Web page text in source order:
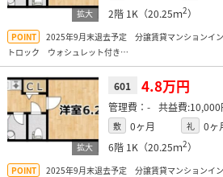
2階 1K（20.25ｍ2）
2025年9月末退去予定 分譲賃貸マンションイ
トロック ウォシュレット付き
オートロック・エレベーター付き 宅配ボックス有
601 4.8万円
- 10,000
敷 0ヶ月 礼
0ヶ
6階 1K（20.25ｍ2）
2025年9月末退去予定 分譲賃貸マンションイ